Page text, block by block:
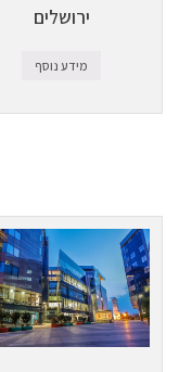
ירושלים
מידע נוסף